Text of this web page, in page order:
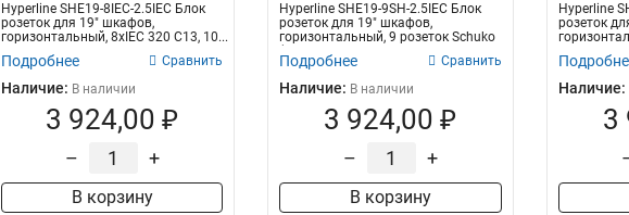
Hyperline SHE19-8IEC-2.5IEC Блок
розеток для 19" шкафов,
горизонтальный, 8хIEC 320 C13, 10...
Подробнее Сравнить
Наличие: В наличии
3 924,00 ₽
– +
В корзину
Hyperline SHE19-9SH-2.5IEC Блок
розеток для 19" шкафов,
горизонтальный, 9 розеток Schuko
Подробнее Сравнить
Наличие: В наличии
3 924,00 ₽
– +
В корзину
Hyperline
розеток
Наличие:
3